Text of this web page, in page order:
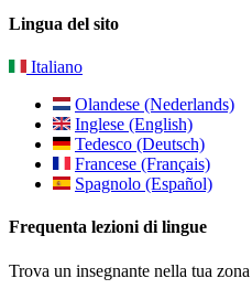
Lingua del sito
Italiano
Olandese (Nederlands)
Inglese (English)
Tedesco (Deutsch)
Francese (Français)
Spagnolo (Español)
Frequenta lezioni di lingue
Trova un insegnante nella tua